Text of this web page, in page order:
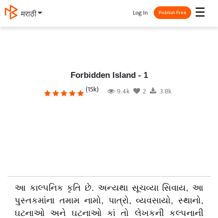
தமிழ் ☰
Log In Publish Free
Forbidden Island - 1
(15k) 9.4k 2 3.8k
આ કાલ્પનિક કૃતિ છે. અન્યથા સૂચવ્યા સિવાય, આ
પુસ્તકમાંના તમામ નામો, પાત્રો, વ્યવસાયો, સ્થાનો,
ઘટનાઓ અને ઘટનાઓ કાં તો લેખકની કલ્પનાની